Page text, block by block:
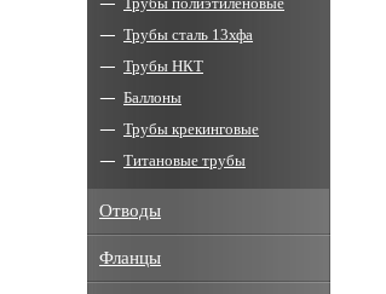
Трубы сталь 13хфа
Трубы НКТ
Баллоны
Трубы крекинговые
Титановые трубы
Отводы
Фланцы